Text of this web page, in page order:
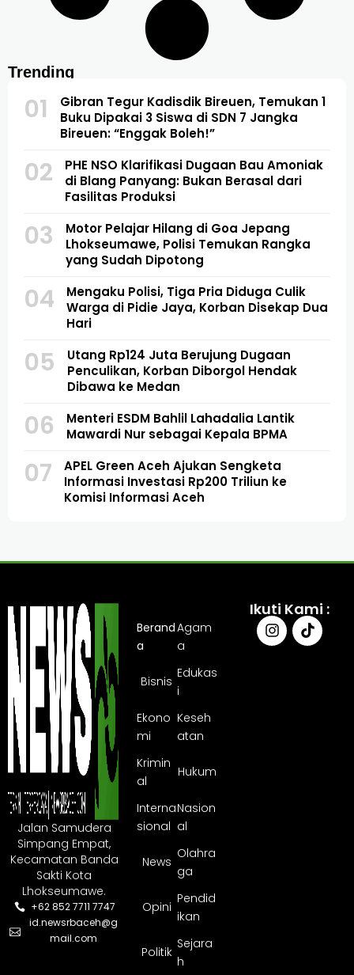
Trending
01
Gibran Tegur Kadisdik Bireuen, Temukan 1
Buku Dipakai 3 Siswa di SDN 7 Jangka
Bireuen: “Enggak Boleh!”
02
PHE NSO Klarifikasi Dugaan Bau Amoniak
di Blang Panyang: Bukan Berasal dari
Fasilitas Produksi
03
Motor Pelajar Hilang di Goa Jepang
Lhokseumawe, Polisi Temukan Rangka
yang Sudah Dipotong
04
Mengaku Polisi, Tiga Pria Diduga Culik
Warga di Pidie Jaya, Korban Disekap Dua
Hari
05
Utang Rp124 Juta Berujung Dugaan
Penculikan, Korban Diborgol Hendak
Dibawa ke Medan
06
Menteri ESDM Bahlil Lahadalia Lantik
Mawardi Nur sebagai Kepala BPMA
07
APEL Green Aceh Ajukan Sengketa
Informasi Investasi Rp200 Triliun ke
Komisi Informasi Aceh
Jalan Samudera
Simpang Empat,
Kecamatan Banda
Sakti Kota
Lhokseumawe.
+62 852 7711 7747
id.newsrbaceh@g
mail.com
Berand
a
Agam
a
Bisnis
Edukas
i
Ekono
mi
Keseh
atan
Krimin
al
Hukum
Interna
sional
Nasion
al
News
Olahra
ga
Opini
Pendid
ikan
Politik
Sejara
h
Ikuti Kami :